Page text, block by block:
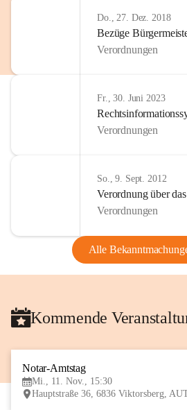
Do., 27. Dez. 2018
Bezüge
Verordnungen
Fr., 30. Juni 2023
Verordnungen
So., 9. Sept. 2012
Verordnung über
Verordnungen
Alle
Kommende
Notar-Amtstag
Mi., 11. Nov., 15:30
Hauptstraße 36, 6836 Viktorsberg,